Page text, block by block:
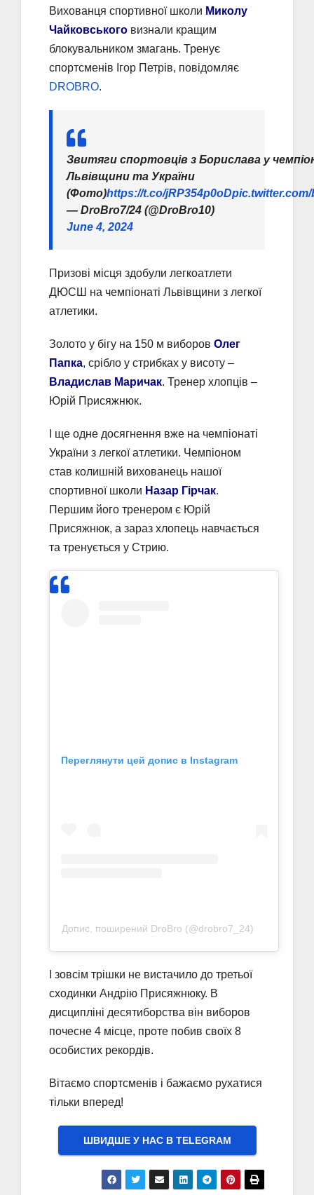
Вихованця спортивної школи Миколу
Чайковського визнали кращим
блокувальником змагань. Тренує
спортсменів Ігор Петрів, повідомляє
DROBRO.
Звитяги спортовців з Борислава у
Львівщини та України
(Фото)https://t.co/jRP354p0oD
— DroBro7/24 (@DroBro10)
June 4, 2024
Призові місця здобули легкоатлети
ДЮСШ на чемпіонаті Львівщини з легкої
атлетики.
Золото у бігу на 150 м виборов Олег
Папка, срібло у стрибках у висоту –
Владислав Маричак. Тренер хлопців –
Юрій Присяжнюк.
І ще одне досягнення вже на чемпіонаті
України з легкої атлетики. Чемпіоном
став колишній вихованець нашої
спортивної школи Назар Гірчак.
Першим його тренером є Юрій
Присяжнюк, а зараз хлопець навчається
та тренується у Стрию.
Переглянути цей допис в Instagram
Допис, поширений DroBro (@drobro7_24)
І зовсім трішки не вистачило до третьої
сходинки Андрію Присяжнюку. В
дисципліні десятиборства він виборов
почесне 4 місце, проте побив своїх 8
особистих рекордів.
Вітаємо спортсменів і бажаємо рухатися
тільки вперед!
ШВИДШЕ У НАС В ТELEGRAM